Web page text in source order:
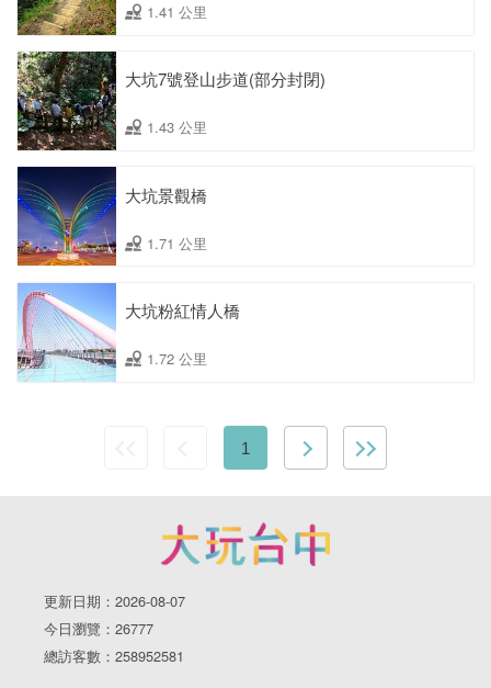
1.41 公里
大坑7號登山步道(部分封閉)
1.43 公里
大坑景觀橋
1.71 公里
大坑粉紅情人橋
1.72 公里
1
更新日期：2026-08-07
今日瀏覽：26777
總訪客數：258952581